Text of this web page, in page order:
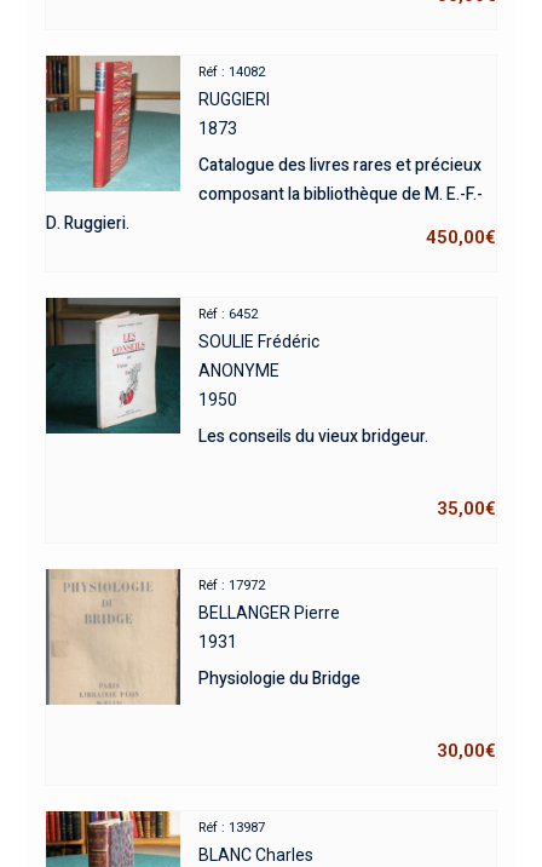
Réf : 14082
RUGGIERI
1873
Catalogue des livres rares et précieux
composant la bibliothèque de M. E.-F.-
D. Ruggieri.
450,00€
Réf : 6452
SOULIE Frédéric
ANONYME
1950
Les conseils du vieux bridgeur.
35,00€
Réf : 17972
BELLANGER Pierre
1931
Physiologie du Bridge
30,00€
Réf : 13987
BLANC Charles